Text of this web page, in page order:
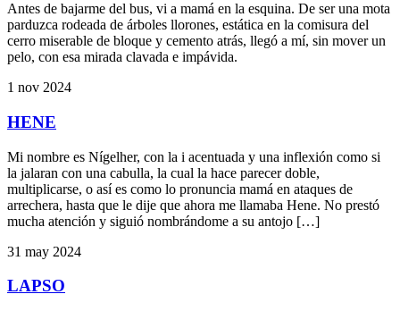
Antes de bajarme del bus, vi a mamá en la esquina. De ser una mota
parduzca rodeada de árboles llorones, estática en la comisura del
cerro miserable de bloque y cemento atrás, llegó a mí, sin mover un
pelo, con esa mirada clavada e impávida.
1 nov 2024
HENE
Mi nombre es Nígelher, con la i acentuada y una inflexión como si
la jalaran con una cabulla, la cual la hace parecer doble,
multiplicarse, o así es como lo pronuncia mamá en ataques de
arrechera, hasta que le dije que ahora me llamaba Hene. No prestó
mucha atención y siguió nombrándome a su antojo […]
31 may 2024
LAPSO